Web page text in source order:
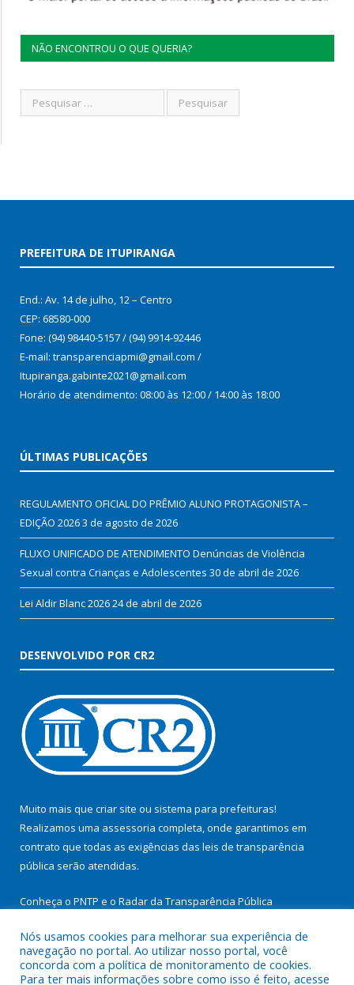
NÃO ENCONTROU O QUE QUERIA?
PREFEITURA DE ITUPIRANGA
End.: Av. 14 de julho, 12 – Centro
CEP: 68580-000
Fone: (94) 98440-5157 / (94) 9914-92446
E-mail: transparenciapmi@gmail.com /
Itupiranga.gabinte2021@gmail.com
Horário de atendimento: 08:00 às 12:00 / 14:00 às 18:00
ÚLTIMAS PUBLICAÇÕES
REGULAMENTO OFICIAL DO PRÊMIO ALUNO PROTAGONISTA –
EDIÇÃO 20263 de agosto de 2026
FLUXO UNIFICADO DE ATENDIMENTO Denúncias de Violência
Sexual contra Crianças e Adolescentes 30 de abril de 2026
Lei Aldir Blanc 202624 de abril de 2026
DESENVOLVIDO POR CR2
Muito mais que criar site ou sistema para prefeituras!
Realizamos uma assessoria completa, onde garantimos em
contrato que todas as exigências das leis de transparência
pública serão atendidas.
Conheça o PNTP e o Radar da Transparência Pública
Nós usamos cookies para melhorar sua experiência de
navegação no portal. Ao utilizar nosso portal, você
concorda com a política de monitoramento de cookies.
Para ter mais informações sobre como isso é feito, acesse